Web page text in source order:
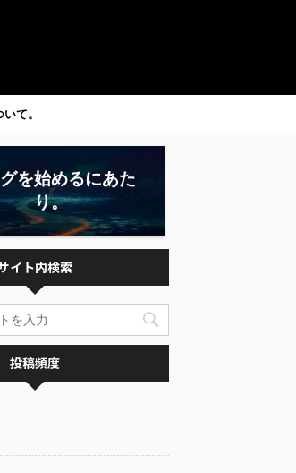
て。
を始めるにあた
り。
イト内検索
投稿頻度